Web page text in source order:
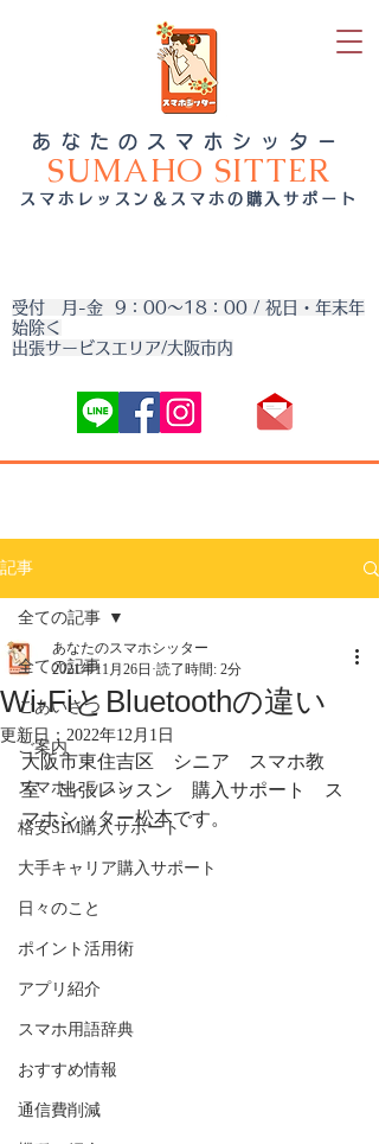
あなたのスマホシッター
SUMAHO SITTER
スマホレッスン＆スマホの購入サポート
受付 月-金 9：00～18：00 / 祝日・年末年
始除く
出張サービスエリア/大阪市内
記事
全ての記事
ごあいさつ
ご案内
スマホレッスン
格安SIM購入サポート
大手キャリア購入サポート
日々のこと
ポイント活用術
アプリ紹介
スマホ用語辞典
おすすめ情報
通信費削減
全ての記事
Wi-FiとBluetoothの違い
あなたのスマホシッター
2021年11月26日 読了時間: 2分
更新日： 2022年12月1日
大阪市東住吉区　シニア　スマホ教
室　出張レッスン　購入サポート　ス
マホシッター松本です。